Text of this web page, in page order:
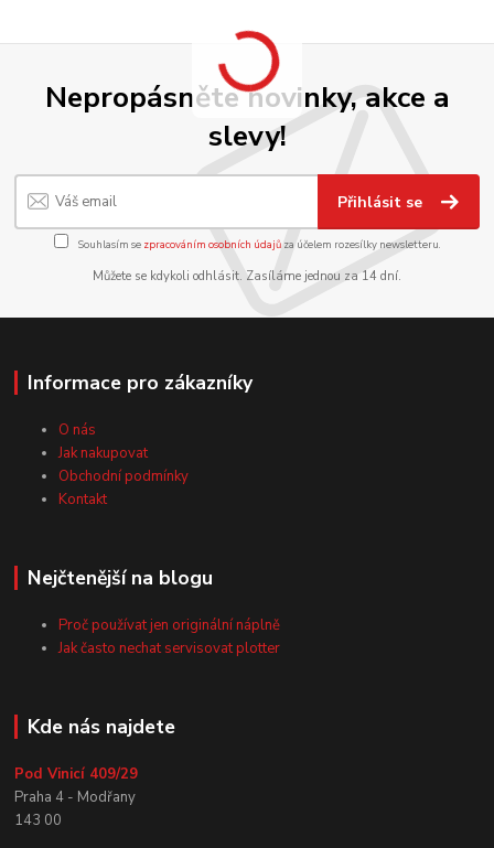
Nepropásněte novinky, akce a
slevy!
Přihlásit se
Souhlasím se zpracováním osobních údajůza účelem rozesílky newsletteru.
Můžete se kdykoli odhlásit. Zasíláme jednou za 14 dní.
Informace pro zákazníky
O nás
Jak nakupovat
Obchodní podmínky
Kontakt
Nejčtenější na blogu
Proč používat jen originální náplně
Jak často nechat servisovat plotter
Kde nás najdete
Pod Vinicí 409/29
Praha 4 - Modřany
143 00